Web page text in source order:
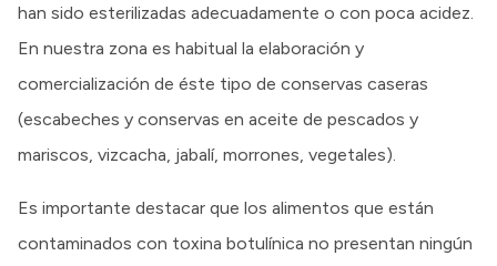
han sido esterilizadas adecuadamente o con poca acidez.
En nuestra zona es habitual la elaboración y
comercialización de éste tipo de conservas caseras
(escabeches y conservas en aceite de pescados y
mariscos, vizcacha, jabalí, morrones, vegetales).
Es importante destacar que los alimentos que están
contaminados con toxina botulínica no presentan ningún